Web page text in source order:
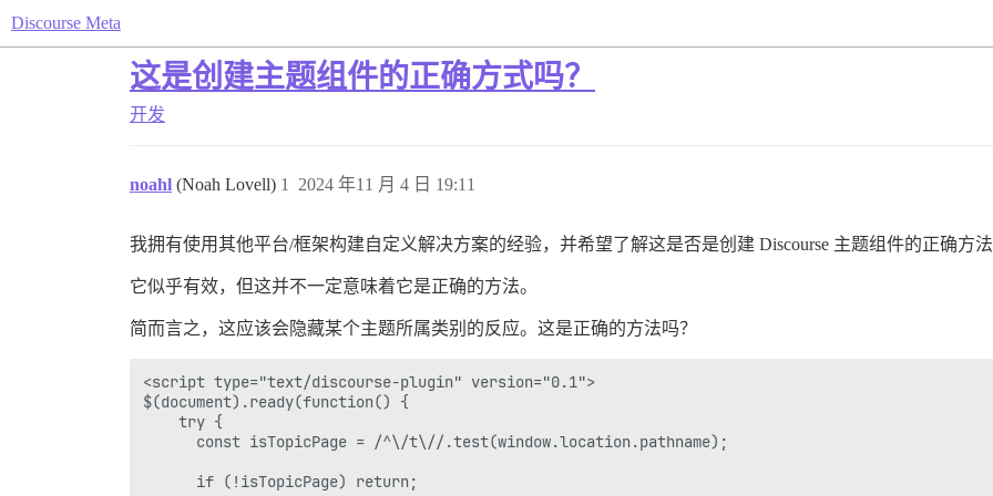
Discourse Meta
这是创建主题组件的正确方式吗？
开发
noahl (Noah Lovell) 2024 年11 月 4 日 19:11
1
我拥有使用其他平台/框架构建自定义解决方案的经验，并希望了解这是否是创建 Discourse 主题组件的正确方
它似乎有效，但这并不一定意味着它是正确的方法。
简而言之，这应该会隐藏某个主题所属类别的反应。这是正确的方法吗？
<script type="text/discourse-plugin" version="0.1">
$(document).ready(function() {
    try {
      const isTopicPage = /^\/t\//.test(window.location.pathname);
      if (!isTopicPage) return;